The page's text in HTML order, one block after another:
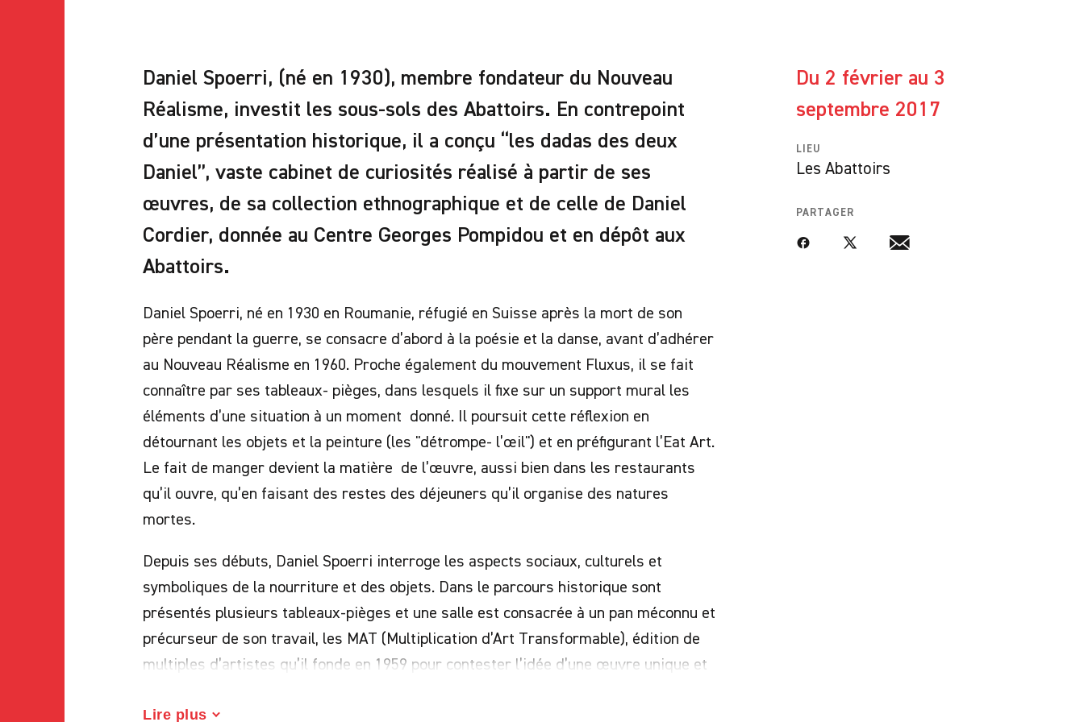
Daniel Spoerri, (né en 1930), membre fondateur du Nouveau
Réalisme, investit les sous-sols des Abattoirs. En contrepoint
d’une présentation historique, il a conçu “les dadas des deux
Daniel”, vaste cabinet de curiosités réalisé à partir de ses
œuvres, de sa collection ethnographique et de celle de Daniel
Cordier, donnée au Centre Georges Pompidou et en dépôt aux
Abattoirs.
Daniel Spoerri, né en 1930 en Roumanie, réfugié en Suisse après la mort de son
père pendant la guerre, se consacre d’abord à la poésie et la danse, avant d’adhérer
au Nouveau Réalisme en 1960. Proche également du mouvement Fluxus, il se fait
connaître par ses tableaux- pièges, dans lesquels il fixe sur un support mural les
éléments d’une situation à un moment donné. Il poursuit cette réflexion en
détournant les objets et la peinture (les "détrompe- l’œil") et en préfigurant l’Eat Art.
Le fait de manger devient la matière de l’œuvre, aussi bien dans les restaurants
qu’il ouvre, qu’en faisant des restes des déjeuners qu’il organise des natures
mortes.
Depuis ses débuts, Daniel Spoerri interroge les aspects sociaux, culturels et
symboliques de la nourriture et des objets. Dans le parcours historique sont
présentés plusieurs tableaux-pièges et une salle est consacrée à un pan méconnu et
précurseur de son travail, les MAT (Multiplication d’Art Transformable), édition de
multiples d’artistes qu’il fonde en 1959 pour contester l’idée d’une œuvre unique et
Pol Bury à Roy Lichtenstein. Résurrection, film réalisé avec Tony Morgan
Lire plus
Du 2 février au 3
septembre 2017
LIEU
Les Abattoirs
PARTAGER
FacebookTwitter Email